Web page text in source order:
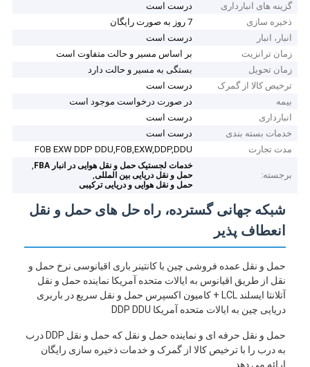
گزینه های انبارداری
درست است
ذخیره سازی
7 روز به صورت رایگان
انبار، انبار
درست است
زمان ترانزیت
بر اساس مسیر و حالت متفاوت است
زمان تحویل
بستگی به مسیر و حالت دارد
ترخیص کالا از گمرک
درست است
بیمه
در صورت درخواست موجود است
انبارداری
درست است
خدمات بسته بندی
درست است
مدت تجارت
FOB EXW DDP DDU,FOB,EXW,DDP,DDU
برجسته:
خدمات لجستیک حمل و نقل هوایی در انبار FBA ,
حمل و نقل دریایی بین المللی,
حمل و نقل هوایی و دریایی ترکیبی
شبکه جهانی گسترده، راه حل های حمل و نقل
انعطاف پذیر
حمل و نقل عمده فروشی چین با کانتینر باری اقیانوسی نرخ حمل و
نقل از طریق اقیانوس به ایالات متحده آمریکا نماینده حمل و نقل
آتلانتا ایسلند LCL + کامیون اکسپرس حمل و نقل سریع در باربری
دریایی چین به ایالات متحده آمریکا DDP DDU
حمل و نقل حرفه ای و نماینده حمل و نقل که حمل و نقل DDP درب
به درب را با ترخیص کالا از گمرک و خدمات ذخیره سازی رایگان
ارائه می دهد.